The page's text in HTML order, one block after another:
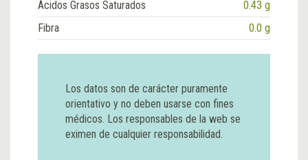
Ácidos Grasos Saturados
0.43 g
Fibra
0.0 g
Los datos son de carácter puramente
orientativo y no deben usarse con fines
médicos. Los responsables de la web se
eximen de cualquier responsabilidad.